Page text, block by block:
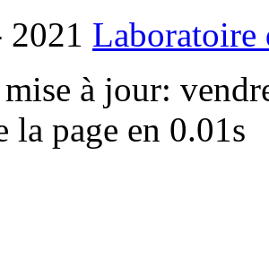
Laboratoire
à jour:
la page en 0.01s